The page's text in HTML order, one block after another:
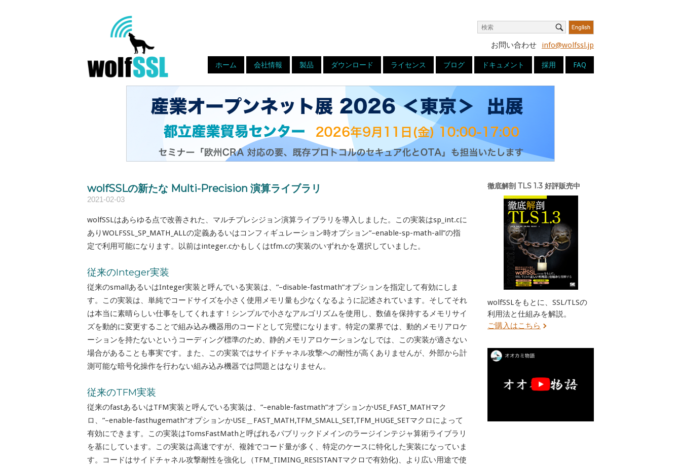
お問い合わせ info@wolfssl.jp
ホーム 会社情報 製品 ダウンロード ライセンス ブログ ドキュメント 採用 FAQ
Search
for:
Search
wolfSSLの新たな Multi-Precision 演算ライブラリ
2021-02-03
wolfSSLはあらゆる点で改善された、マルチプレシジョン演算ライブラリを導入しました。この実装はsp_int.cに
ありWOLFSSL_SP_MATH_ALLの定義あるいはコンフィギュレーション時オプション”–enable-sp-math-all”の指
定で利用可能になります。以前はinteger.cかもしくはtfm.cの実装のいずれかを選択していました。
従来のInteger実装
従来のsmallあるいはInteger実装と呼んでいる実装は、”–disable-fastmath”オプションを指定して有効にしま
す。この実装は、単純でコードサイズを小さく使用メモリ量も少なくなるように記述されています。そしてそれ
は本当に素晴らしい仕事をしてくれます！シンプルで小さなアルゴリズムを使用し、数値を保持するメモリサイ
ズを動的に変更することで組み込み機器用のコードとして完璧になります。特定の業界では、動的メモリアロケ
ーションを持たないというコーディング標準のため、静的メモリアロケーションなしでは、この実装が適さない
場合があることも事実です。また、この実装ではサイドチャネル攻撃への耐性が高くありませんが、外部から計
測可能な暗号化操作を行わない組み込み機器では問題とはなりません。
従来のTFM実装
従来のfastあるいはTFM実装と呼んでいる実装は、”–enable-fastmath”オプションかUSE_FAST_MATHマク
ロ、”–enable-fasthugemath”オプションかUSE＿FAST_MATH,TFM_SMALL_SET,TFM_HUGE_SETマクロによって
有効にできます。この実装はTomsFastMathと呼ばれるパブリックドメインのラージインテジャ算術ライブラリ
を基にしています。この実装は高速ですが、複雑でコード量が多く、特定のケースに特化した実装になっていま
す。コードはサイドチャネル攻撃耐性を強化し（TFM_TIMING_RESISTANTマクロで有効化)、より広い用途で使
徹底解剖 TLS 1.3 好評販売中
wolfSSLをもとに、SSL/TLSの
利用法と仕組みを解説。
ご購入はこちら